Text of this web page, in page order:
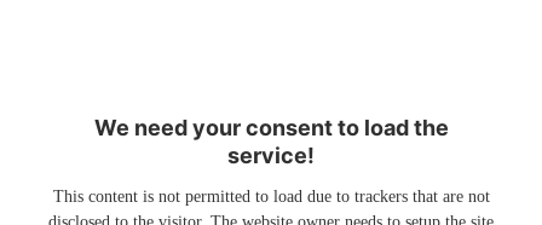
We need your consent to load the
service!
This content is not permitted to load due to trackers that are not